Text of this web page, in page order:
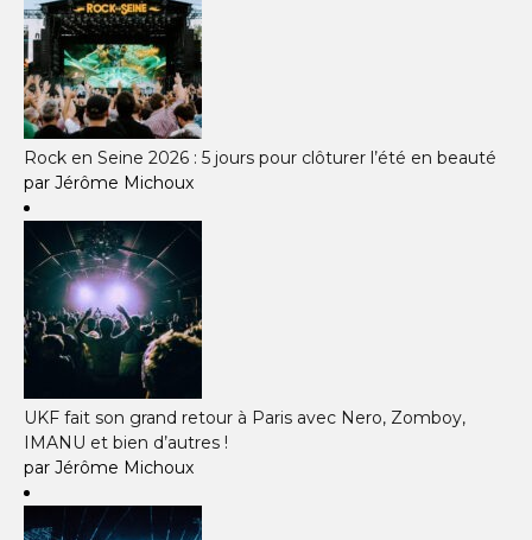
Rock en Seine 2026 : 5 jours pour clôturer l’été en beauté
par Jérôme Michoux
UKF fait son grand retour à Paris avec Nero, Zomboy,
IMANU et bien d’autres !
par Jérôme Michoux